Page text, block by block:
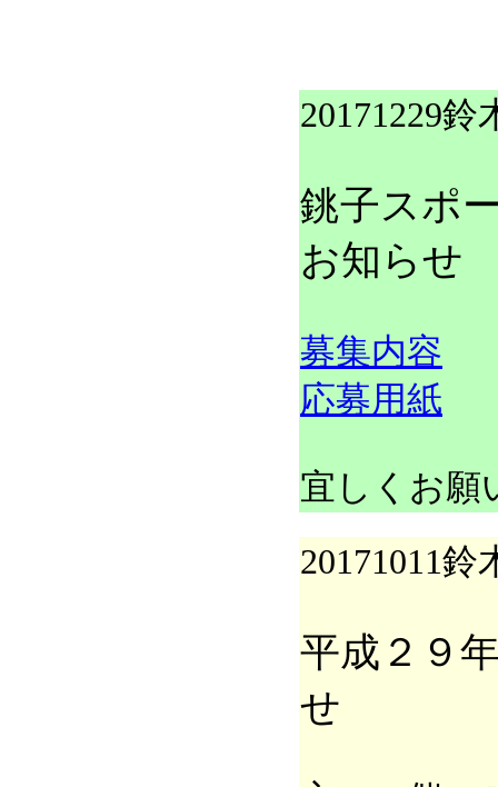
20171229鈴
銚子スポ
お知らせ
募集内容
応募用紙
宜しくお願
20171011鈴
平成２９
せ